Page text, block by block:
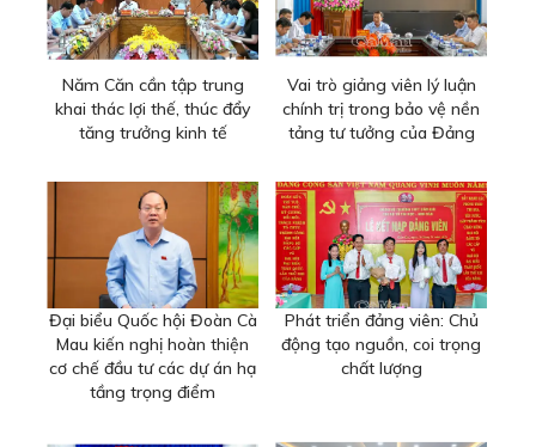
Năm Căn cần tập trung
khai thác lợi thế, thúc đẩy
tăng trưởng kinh tế
Vai trò giảng viên lý luận
chính trị trong bảo vệ nền
tảng tư tưởng của Đảng
Đại biểu Quốc hội Đoàn Cà
Mau kiến nghị hoàn thiện
cơ chế đầu tư các dự án hạ
tầng trọng điểm
Phát triển đảng viên: Chủ
động tạo nguồn, coi trọng
chất lượng